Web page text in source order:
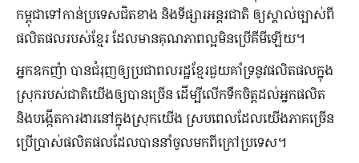
កម្ពុជាទៅកាន់ប្រទេសជិតខាង និងទីផ្សារអន្តរជាតិ ឲ្យស្គាល់ច្បាស់ពី
ផលិតផលរបស់ខ្មែរ ដែលមានគុណភាពល្អមិនប្រើគីមីឡើយ។
អ្នកឧកញ៉ា បានជំរុញឲ្យប្រជាពលរដ្ឋខ្មែរជួយគាំទ្រនូវផលិតផលក្នុង
ស្រុករបស់ជាតិយើងឲ្យបានច្រើន ដើម្បីលើកទឹកចិត្តដល់អ្នកផលិត
និងបង្កើតការងារនៅក្នុងស្រុកយើង ស្របពេលដែលយើងភាគច្រើន
ប្រើប្រាស់ផលិតផលដែលបាននាំចូលមកពីក្រៅប្រទេស។